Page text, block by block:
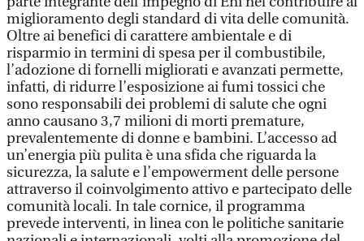
miglioramento degli standard di vita delle comunità.
Oltre ai benefici di carattere ambientale e di
risparmio in termini di spesa per il combustibile,
l’adozione di fornelli migliorati e avanzati permette,
infatti, di ridurre l’esposizione ai fumi tossici che
sono responsabili dei problemi di salute che ogni
anno causano 3,7 milioni di morti premature,
prevalentemente di donne e bambini. L’accesso ad
un’energia più pulita è una sfida che riguarda la
sicurezza, la salute e l’empowerment delle persone
attraverso il coinvolgimento attivo e partecipato delle
comunità locali. In tale cornice, il programma
prevede interventi, in linea con le politiche sanitarie